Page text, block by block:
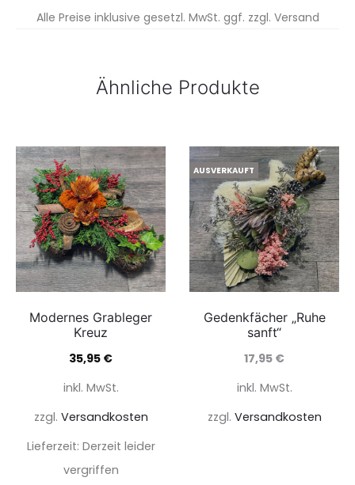
Alle Preise inklusive gesetzl. MwSt. ggf. zzgl. Versand
Ähnliche Produkte
Modernes Grableger
Kreuz
35,95 €
inkl. MwSt.
zzgl. Versandkosten
Lieferzeit: Derzeit leider
vergriffen
AUSVERKAUFT
Gedenkfächer „Ruhe
sanft“
17,95 €
inkl. MwSt.
zzgl. Versandkosten